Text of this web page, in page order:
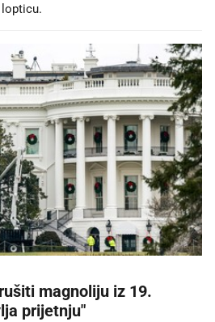
lopticu.
magnoliju iz 19.
prijetnju"